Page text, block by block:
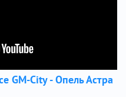
GM-City - Опель Астра